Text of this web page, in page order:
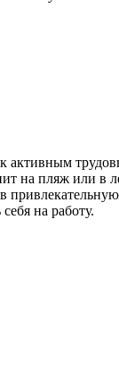
активным
пляж или в
на работу.